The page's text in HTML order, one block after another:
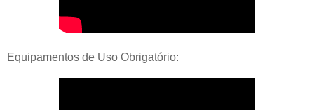
Equipamentos de Uso Obrigatório: